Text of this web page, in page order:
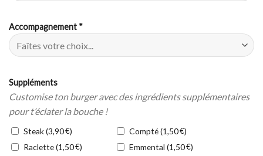
Accompagnement *
Suppléments
Customise ton burger avec des ingrédients supplémentaires
pour t’éclater la bouche !
Steak (3,90€) Compté (1,50€)
Raclette (1,50€) Emmental (1,50€)